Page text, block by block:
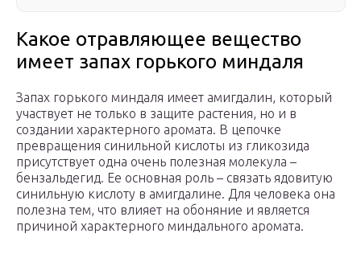
Какое отравляющее вещество
имеет запах горького миндаля
Запах горького миндаля имеет амигдалин, который
участвует не только в защите растения, но и в
создании характерного аромата. В цепочке
превращения синильной кислоты из гликозида
присутствует одна очень полезная молекула –
бензальдегид. Ее основная роль – связать ядовитую
синильную кислоту в амигдалине. Для человека она
полезна тем, что влияет на обоняние и является
причиной характерного миндального аромата.